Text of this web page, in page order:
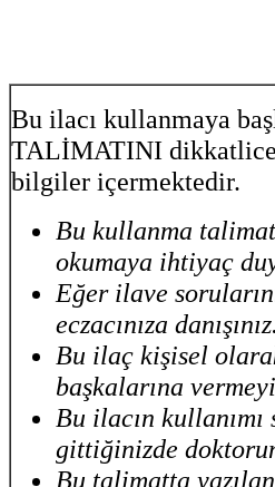
Bu ilacı kullanmaya
TALİMATINI
bilgiler içermektedir.
Bu kullanma
okumaya ihtiyaç
Eğer ilave
eczacınıza danışınız.
Bu ilaç kişisel
başkalarına
Bu ilacın
gittiğinizde
Bu talimatta